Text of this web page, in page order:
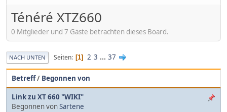
Ténéré XTZ660
0 Mitglieder und 7 Gäste betrachten dieses Board.
NACH UNTEN Seiten 1 2 3 ... 37
Betreff/ Begonnen von
Link zu XT 660 "WIKI"
Begonnen vonSartene